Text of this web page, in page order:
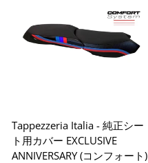
Tappezzeria Italia - 純正シー
ト用カバー EXCLUSIVE
ANNIVERSARY (コンフォート)